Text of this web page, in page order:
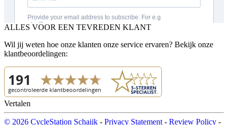
ALLES VOOR EEN TEVREDEN KLANT
Wil jij weten hoe onze klanten onze service ervaren? Bekijk onze
klantbeoordelingen:
Vertalen
© 2026 CycleStation Schaijk - Privacy Statement - Review Policy -